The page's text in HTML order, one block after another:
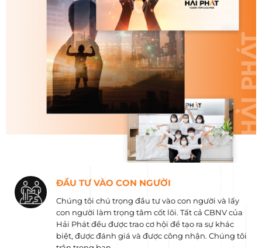
ĐẦU TƯ VÀO CON NGƯỜI
Chúng tôi chú trọng đầu tư vào con người và lấy
con người làm trọng tâm cốt lõi. Tất cả CBNV của
Hải Phát đều được trao cơ hội để tạo ra sự khác
biệt, được đánh giá và được công nhận. Chúng tôi